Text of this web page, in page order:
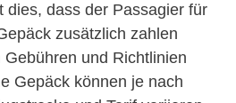
dies, dass der Passagier für
zusätzlich zahlen
und Richtlinien
Gepäck können je nach